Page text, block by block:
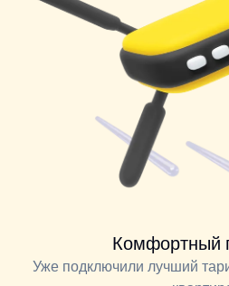
Комфортный
Уже подключили лучший